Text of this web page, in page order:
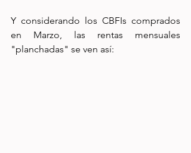
Y considerando los CBFIs comprados
en Marzo, las rentas mensuales
"planchadas" se ven así: